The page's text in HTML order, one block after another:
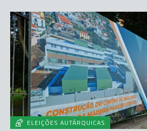
ELEIÇÕES AUTÁRQUICAS